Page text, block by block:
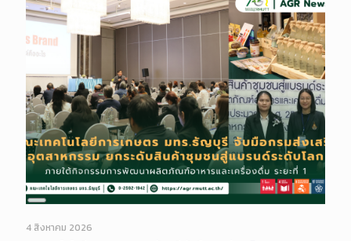
Long
Description
4 สิงหาคม 2026